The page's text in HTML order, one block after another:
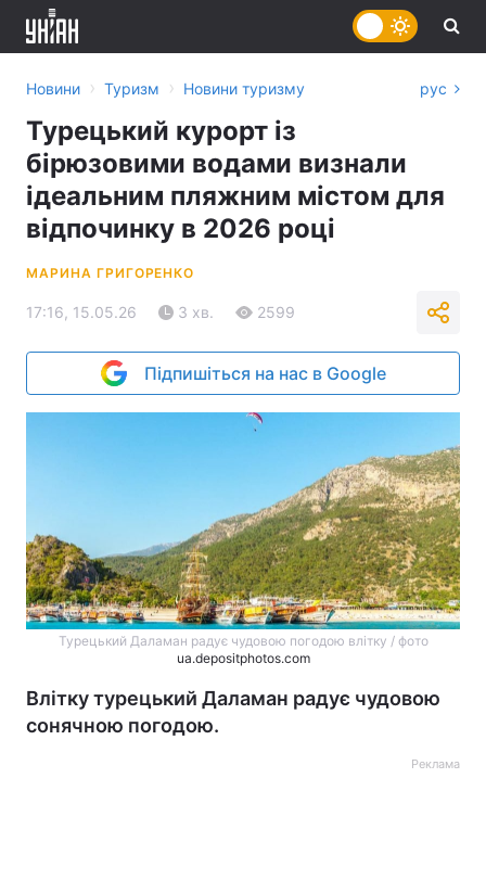
Новини › Туризм › Новини туризму рус
Турецький курорт із
бірюзовими водами визнали
ідеальним пляжним містом для
відпочинку в 2026 році
МАРИНА ГРИГОРЕНКО
17:16, 15.05.26 3 хв. 2599
Підпишіться на нас в Google
Турецький Даламан радує чудовою погодою влітку / фото
ua.depositphotos.com
Влітку турецький Даламан радує чудовою
сонячною погодою.
Реклама